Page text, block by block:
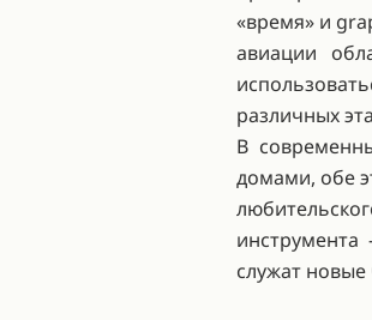
«время» и
авиации
различных
В
домами, обе
служат новые